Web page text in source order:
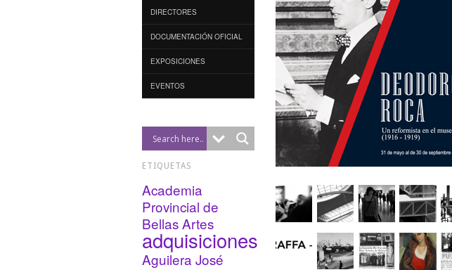
DIRECTORES
DOCUMENTACIÓN OFICIAL
EXPOSICIONES
EVENTOS
ETIQUETAS
Academia
Provincial de
Bellas Artes
adquisiciones
Aguilera José